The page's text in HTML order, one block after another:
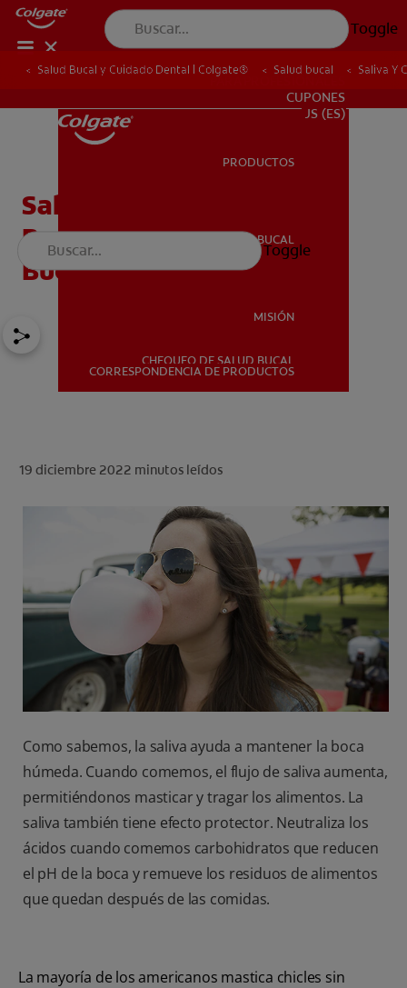
Toggle
SALUD BUCAL
PARA PROFESIONALES
CUPONES
PARA PROFESIONALES
CUPONES
US (ES)
PRODUCTOS
SALUD BUCAL
MISIÓN
CHEQUEO DE SALUD BUCAL
CORRESPONDENCIA DE PRODUCTOS
Toggle
Salud Bucal y Cuidado Dental | Colgate® Salud bucal Saliva Y
Saliva Y Chicle - Sus
Beneficios Para La Salud
Bucal
19 diciembre 2022 minutos leídos
Como sabemos, la saliva ayuda a mantener la boca
húmeda. Cuando comemos, el flujo de saliva aumenta,
permitiéndonos masticar y tragar los alimentos. La
saliva también tiene efecto protector. Neutraliza los
ácidos cuando comemos carbohidratos que reducen
el pH de la boca y remueve los residuos de alimentos
que quedan después de las comidas.
La mayoría de los americanos mastica chicles sin